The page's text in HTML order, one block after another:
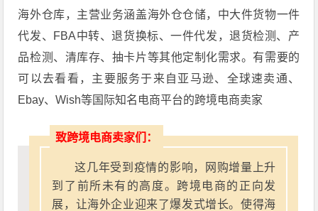
海外仓库，主营业务涵盖海外仓仓储，中大件货物一件
代发、FBA中转、退货换标、一件代发，退货检测、产
品检测、清库存、抽卡片等其他定制化需求。有需要的
可以去看看，主要服务于来自亚马逊、全球速卖通、
Ebay、Wish等国际知名电商平台的跨境电商卖家
致跨境电商卖家们：
这几年受到疫情的影响，网购增量上升
到了前所未有的高度。跨境电商的正向发
展，让海外企业迎来了爆发式增长。使得海